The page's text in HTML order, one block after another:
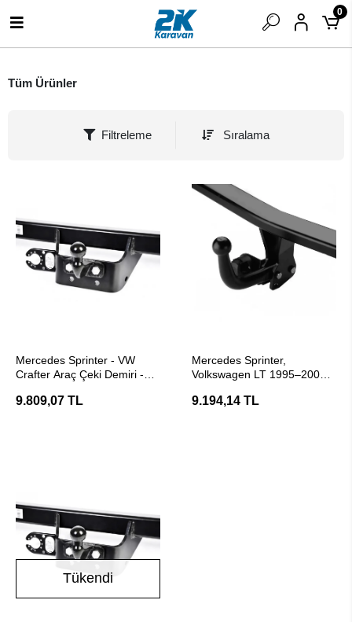
0
Tüm Ürünler
Filtreleme Sıralama
Mercedes Sprinter - VW
Crafter Araç Çeki Demiri -
9.809,07 TL
Mercedes Sprinter,
Volkswagen LT 1995–2006
9.194,14 TL
Tükendi